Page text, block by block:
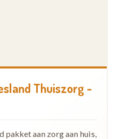
Thuiszorg -
pakket aan zorg aan huis,